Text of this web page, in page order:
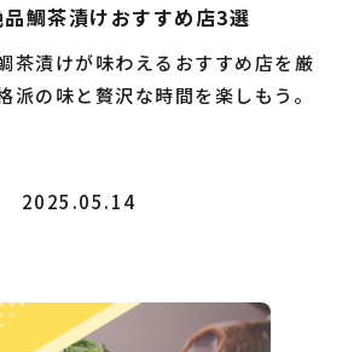
鯛茶漬けおすすめ店3選
茶漬けが味わえるおすすめ店を厳
派の味と贅沢な時間を楽しもう。
2025.05.14